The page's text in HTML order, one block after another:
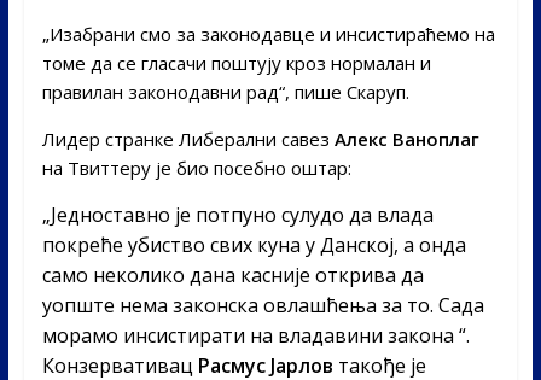
„Изабрани смо за законодавце и инсистираћемо на
томе да се гласачи поштују кроз нормалан и
правилан законодавни рад“, пише Скаруп.
Лидер странке Либерални савез Алекс Ваноплаг
на Твиттеру је био посебно оштар:
„Једноставно је потпуно сулудо да влада
покреће убиство свих куна у Данској, а онда
само неколико дана касније открива да
уопште нема законска овлашћења за то. Сада
морамо инсистирати на владавини закона “.
Конзервативац Расмус Јарлов такође је